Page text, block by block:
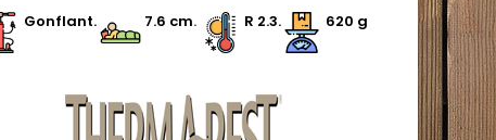
Gonflant.
7.6 cm. R 2.3. 620 g